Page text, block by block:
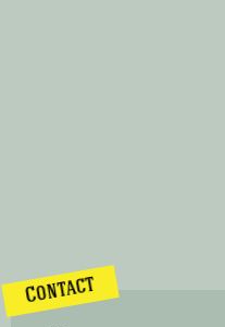
Contact